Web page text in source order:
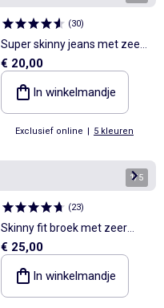
(30)
Super skinny jeans met zeer
hoge taille - L32
€ 20,00
In winkelmandje
Exclusief online | 5 kleuren
1/5
(23)
Skinny fit broek met zeer
hoge taille - L28
€ 25,00
In winkelmandje